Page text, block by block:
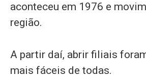
aconteceu em 1976 e
região.
A partir daí, abrir filiais
mais fáceis de todas.